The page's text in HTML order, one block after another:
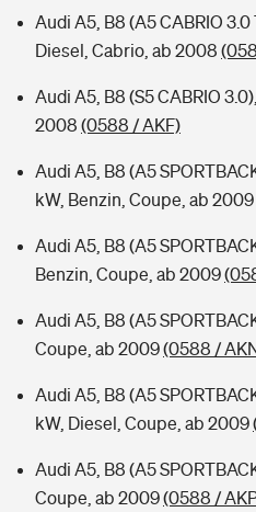
Audi A5, B8 (A5 CABRIO 3.0
Diesel, Cabrio, ab 2008
Audi A5, B8 (S5 CABRIO
2008 (0588 / AKF)
Audi A5, B8 (A5
kW, Benzin, Coupe, ab 2009
Audi A5, B8 (A5
Benzin, Coupe, ab 2009
Audi A5, B8 (A5
Coupe, ab 2009(0588 /
Audi A5, B8 (A5
kW, Diesel, Coupe, ab 2009
Audi A5, B8 (A5
Coupe, ab 2009(0588 /